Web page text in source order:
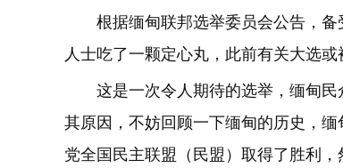
根据缅甸联邦选举委员会公告，
人士吃了一颗定心丸，此前有关大选
这是一次令人期待的选举，缅甸
其原因，不妨回顾一下缅甸的历史，
党全国民主联盟（民盟）取得了胜利